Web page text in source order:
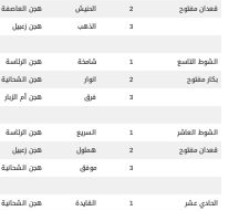
قعدان مفتوح
2 الحنيش هجن العاصفة
3
الذهب هجن زعبيل
الشوط التاسع 1 شامخة هجن الرئاسة
بكار مفتوح
2 انوار هجن الشحانية
3
فرق هجن أم الزبار
الشوط العاشر 1 السريع هجن الرئاسة
قعدان مفتوح
2 هملول هجن زعبيل
3
موفق هجن الشحانية
الحادي عشر 1 القايدة هجن الشحانية